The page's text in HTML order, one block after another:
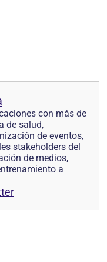
con más de
de salud,
de eventos,
stakeholders del
de medios,
a